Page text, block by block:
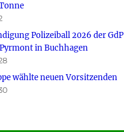
Polizeiball 2026 der GdP
in Buchhagen
wählte neuen Vorsitzenden